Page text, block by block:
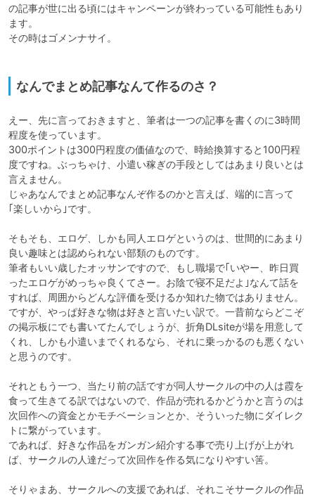
の記事が世に出る頃にはキャンペーンが終わっている可能性もあり
ます。
その時はゴメンナサイ。
なんでまとめ記事なんて作るのさ？
えー、先に言っておきますと、筆者は一つの記事を書くのに3時間
程度を使っています。
300ポイントは300円程度の価値なので、時給換算すると100円程
度ですね。ぶっちゃけ、小遣い稼ぎの手段としてはあまり良いとは
言えません。
じゃあなんでまとめ記事なんぞ作るのかと言えば、端的に言って
｢楽しいから｣です。
そもそも、エロゲ、しかも同人エロゲというのは、世間的にあまり
良い趣味とは認められない部類のものです。
筆者もいい歳したオッサンですので、もし職場で｢いやー、昨日買
ったエロゲがめっちゃ良くてさー。お陰で寝不足だよ｣なんて話を
すれば、周囲からどんな評価を受けるか知れた物ではありません。
ですが、やっぱ好きな物は好きと言いたい訳で。一昔前ならどこぞ
の掲示板にでも書いてたんでしょうが、折角DLsiteが場を用意して
くれ、しかも小遣いまでくれるなら、それに乗っかるのも悪くない
と思うのです。
それともう一つ、当たり前の話ですが同人サークルの中の人は霞を
食って生きてる訳ではないので、作品が売れるかどうかと言うのは
次回作への資金とかモチベーションとか、そういった物にダイレク
トに繋がっています。
であれば、好きな作品をガンガン紹介する事で売り上げが上がれ
ば、サークルの人達だって次回作を作る気になりやすい筈。
そりゃまあ、サークルへの支援であれば、それこそサークルの作品